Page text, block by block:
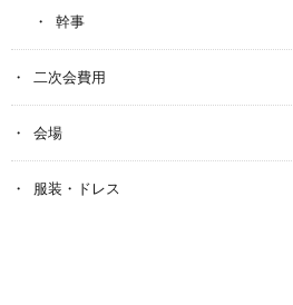
幹事
二次会費用
会場
服装・ドレス